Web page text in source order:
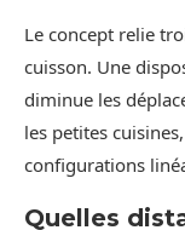
Le concept relie
cuisson. Une
diminue les
les petites
configurations
Quelles